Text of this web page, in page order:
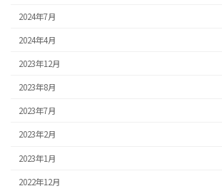
2024年7月
2024年4月
2023年12月
2023年8月
2023年7月
2023年2月
2023年1月
2022年12月